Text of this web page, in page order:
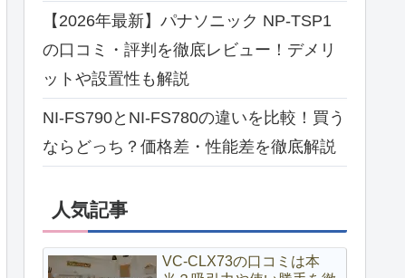
【2026年最新】パナソニック NP-TSP1
の口コミ・評判を徹底レビュー！デメリ
ットや設置性も解説
NI-FS790とNI-FS780の違いを比較！買う
ならどっち？価格差・性能差を徹底解説
人気記事
VC-CLX73の口コミは本